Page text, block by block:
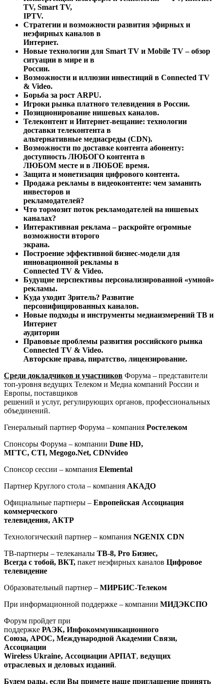
TV, Smart TV,
IPTV.
Стратегии и возможности развития эфирных и
неэфирных каналов в
Интернет.
Новые технологии для Smart TV и Mobile TV – обзор
ситуации в мире и в
России.
Возможности и иллюзии инвестиций в Connected TV
& Video.
Борьба за рост ARPU.
Игроки рынка платного телевидения в России.
Позиционирование нишевых каналов.
Телеконтент и Интернет-вещание: технологии
доставки телеконтента в
альтернативные медиасреды (CDN).
Возможности по доставке контента абоненту:
доступность ЛЮБОГО контента в
ЛЮБОМ месте и в ЛЮБОЕ время.
Защита и монетизация цифрового контента.
Продажа рекламы в видеоконтенте: чем заманить
инвесторов и
рекламодателей?
Что тормозит поток рекламодателей на нишевых
каналах?
Интерактивная реклама – раскройте огромные
возможности второго
экрана.
Построение эффективной бизнес-модели для
инновационной рекламы в
Connected TV & Video.
Будущие перспективы персонализированной «умной»
рекламы.
Куда уходит Зритель? Развитие
персонифицированных каналов.
Новые подходы и инструменты медиаизмерений ТВ и
Интернет
аудитории
Правовые проблемы развития российского рынка
Connected TV & Video.
Авторские права, пиратство, лицензирование.
Среди докладчиков и участников Форума – представители
топ-уровня ведущих Телеком и Медиа компаний России и
Европы, поставщиков
решений и услуг, регулирующих органов, профессиональных
объединений.
Генеральный партнер Форума – компания Ростелеком
Спонсоры Форума – компании Dune HD,
МГТС, CTI, Megogo.Net, CDNvideo
Спонсор сессии – компания Elemental
Партнер Круглого стола – компания АКАДО
Официальные партнеры – Европейская Ассоциация
коммерческого
телевидения, АКТР
Технологический партнер – компания NGENIX CDN
ТВ-партнеры – телеканалы ТВ-8, Pro Бизнес,
Всегда с тобой, ВКТ, пакет неэфирных каналов Цифровое
телевидение
Образовательный партнер – МИРБИС-Телеком
При информационной поддержке – компании МИДЭКСПО
Форум пройдет при
поддержке РАЭК, Инфокоммуникационного
Союза, АРОС, Международной Академии Связи,
Ассоциации
Wireless Ukraine, Ассоциации АРПАТ, ведущих
отраслевых и деловых изданий.
Будем рады, если Вы примете наше приглашение принять